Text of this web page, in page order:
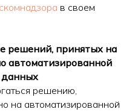
в своем
решений, принятых на
автоматизированной
данных
решению,
на автоматизированной